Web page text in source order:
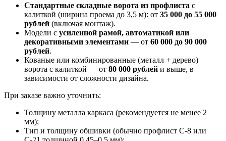
Стандартные складные ворота из профлиста с
калиткой (ширина проема до 3,5 м): от 35 000 до 55 000
рублей (включая монтаж).
Модели с усиленной рамой, автоматикой или
декоративными элементами — от 60 000 до 90 000
рублей.
Кованые или комбинированные (металл + дерево)
ворота с калиткой — от 80 000 рублей и выше, в
зависимости от сложности дизайна.
При заказе важно уточнить:
Толщину металла каркаса (рекомендуется не менее 2
мм);
Тип и толщину обшивки (обычно профлист С-8 или